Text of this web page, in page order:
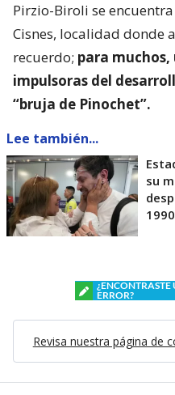
Pirzio-Biroli se
Cisnes, localidad donde
recuerdo; para muchos,
impulsoras del
“bruja de Pinochet”.
Lee también...
su
1990
¿ENCONTRASTE
ERROR?
Revisa nuestra página de